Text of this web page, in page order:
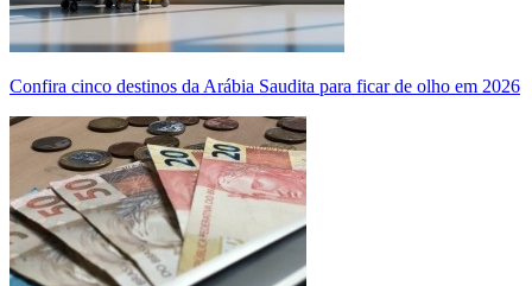
Confira cinco destinos da Arábia Saudita para ficar de olho em 2026